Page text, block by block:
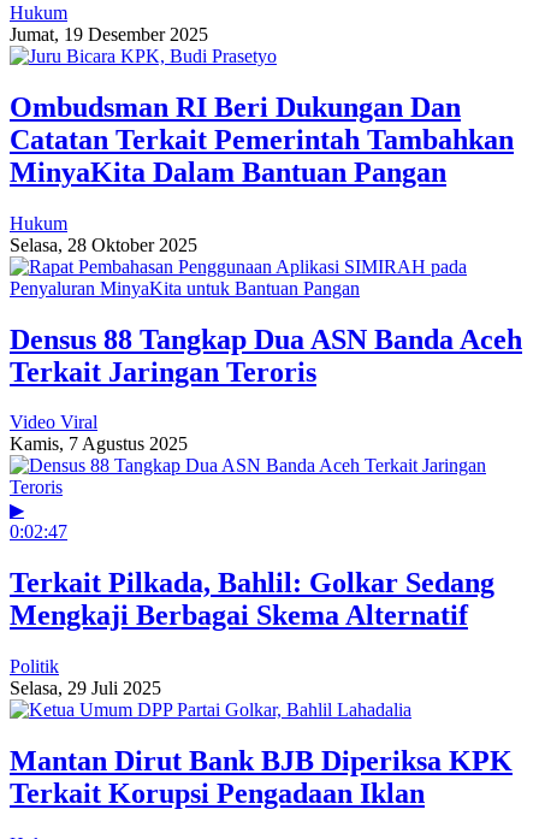
Hukum
Jumat, 19 Desember 2025
Ombudsman RI Beri Dukungan Dan
Catatan Terkait Pemerintah Tambahkan
MinyaKita Dalam Bantuan Pangan
Hukum
Selasa, 28 Oktober 2025
Densus 88 Tangkap Dua ASN Banda Aceh
Terkait Jaringan Teroris
Video Viral
Kamis, 7 Agustus 2025
▶
0:02:47
Terkait Pilkada, Bahlil: Golkar Sedang
Mengkaji Berbagai Skema Alternatif
Politik
Selasa, 29 Juli 2025
Mantan Dirut Bank BJB Diperiksa KPK
Terkait Korupsi Pengadaan Iklan